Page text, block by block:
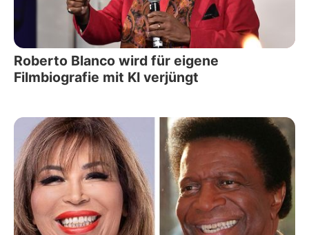
Roberto Blanco wird für eigene
Filmbiografie mit KI verjüngt